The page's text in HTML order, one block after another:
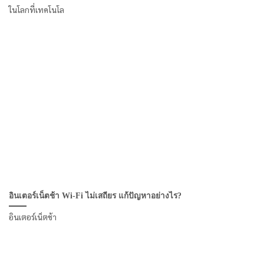
ในโลกที่เทคโนโล
อินเตอร์เน็ตช้า Wi-Fi ไม่เสถียร แก้ปัญหาอย่างไร?
อินเตอร์เน็ตช้า